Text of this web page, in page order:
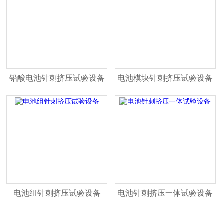
铅酸电池针刺挤压试验设备 电池模块针刺挤压试验设备
电池组针刺挤压试验设备 电池针刺挤压一体试验设备